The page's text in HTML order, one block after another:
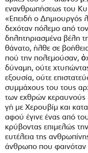
ενανθρωπήσεως του
«Επειδή ο Δημιουργός
δεχόταν πόλεμο από
δηλητηριασμένα βέλη
θάνατο, ήλθε σε
πού την πολεμούσαν,
δύναμη, ούτε
εξουσία, ούτε
συμμάχους του τους
των εχθρών κεραυνούς
γή με Χερουβίμ και
αφού έγινε ένας από
κρύβοντας επιμελώς
ευτέλεια της
άνθρωπο που φαινόταν